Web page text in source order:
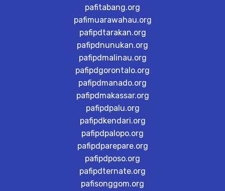
pafitabang.org
pafimuarawahau.org
pafipdtarakan.org
pafipdnunukan.org
pafipdmalinau.org
pafipdgorontalo.org
pafipdmanado.org
pafipdmakassar.org
pafipdpalu.org
pafipdkendari.org
pafipdpalopo.org
pafipdparepare.org
pafipdposo.org
pafipdternate.org
pafisonggom.org